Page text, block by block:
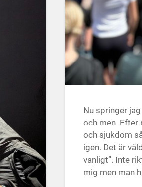
Nu springer
och men. Efter
och sjukdom
igen. Det är
vanligt”. Inte
mig men man